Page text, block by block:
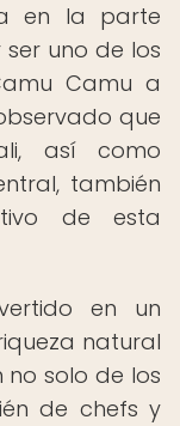
en la parte
uno de los
Camu a
que
así como
también
de esta
en un
natural
solo de los
de chefs y